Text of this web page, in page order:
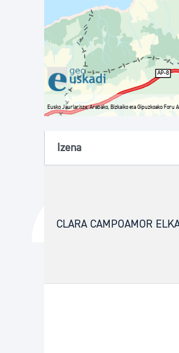
Eusko Jaurlaritza; Arabako, Bizkaiko eta Gipuzkoako Foru
Izena
CLARA CAMPOAMOR